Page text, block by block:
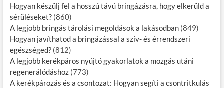
Hogyan készülj fel a hosszú távú bringázásra, hogy elkerüld a
sérüléseket? (860)
A legjobb bringás tárolási megoldások a lakásodban (849)
Hogyan javíthatod a bringázással a szív- és érrendszeri
egészséged? (812)
A legjobb kerékpáros nyújtó gyakorlatok a mozgás utáni
regenerálódáshoz (773)
A kerékpározás és a csontozat: Hogyan segíti a csontritkulás